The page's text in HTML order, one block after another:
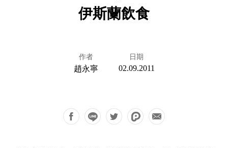
伊斯蘭飲食
作者
趙永寧
日期
02.09.2011